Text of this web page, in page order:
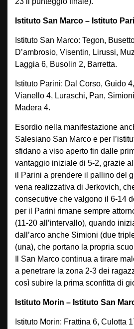
Istituto San Marco – Istituto
Istituto San Marco: Tegon,
D’ambrosio, Visentin, Lirussi,
Laggia 6, Busolin 2, Barretta.
Istituto Parini: Dal Corso, Guido
Vianello 4, Luraschi, Pan,
Madera 4.
Esordio nella manifestazione
Salesiano San Marco e per
sfidano a viso aperto fin dalle
vantaggio iniziale di 5-2, grazie
il Parini a prendere il pallino del
vena realizzativa di Jerkovich,
consecutive che valgono il 6-14
per il Parini rimane sempre
(11-20 all’intervallo), quando
dall’arco anche Simioni (due
(una), che portano la propria
Il San Marco continua a tirare
a penetrare la zona 2-3 dei
così subire la prima sconfitta di
Istituto Morin – Istituto San
Istituto Morin: Frattina 6, Culotta